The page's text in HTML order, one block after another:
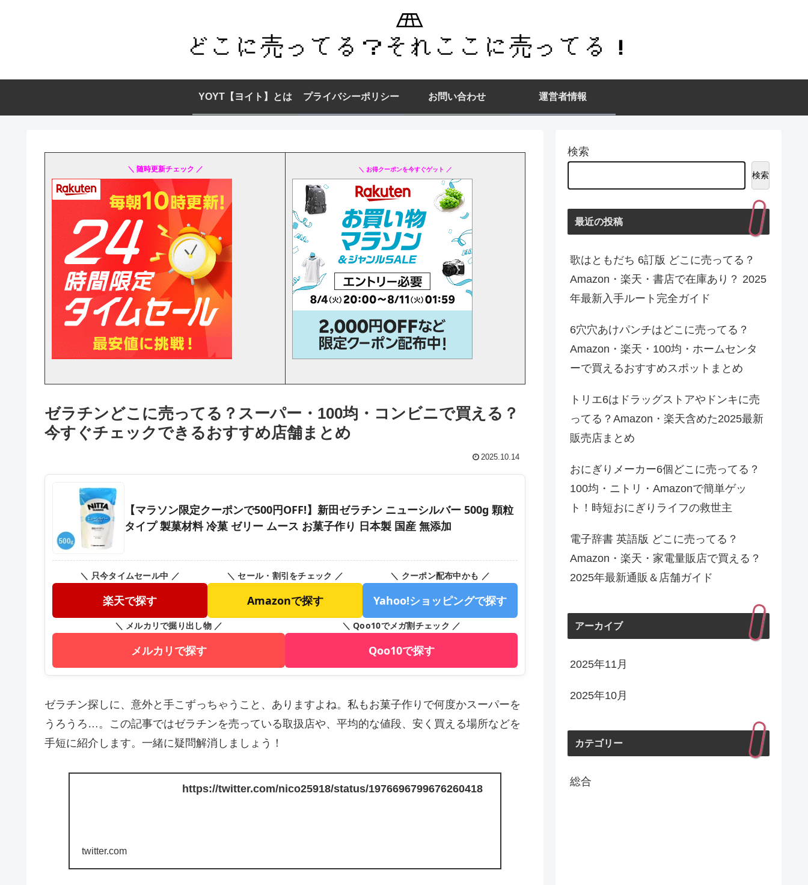
YOYT【ヨイト】とは プライバシーポリシー お問い合わせ 運営者情報
＼ 随時更新チェック ／ ＼ お得クーポンを今すぐゲット ／
ゼラチンどこに売ってる？スーパー・100均・コンビニで買える？
今すぐチェックできるおすすめ店舗まとめ
2025.10.14
【マラソン限定クーポンで500円OFF!】新田ゼラチン ニューシルバー 500g 顆粒
タイプ 製菓材料 冷菓 ゼリー ムース お菓子作り 日本製 国産 無添加
＼ 只今タイムセール中 ／
楽天で探す
＼ セール・割引をチェック ／
Amazonで探す
＼ クーポン配布中かも ／
Yahoo!ショッピングで探す
＼ メルカリで掘り出し物 ／
メルカリで探す
＼ Qoo10でメガ割チェック ／
Qoo10で探す
ゼラチン探しに、意外と手こずっちゃうこと、ありますよね。私もお菓子作りで何度かスーパーを
うろうろ…。この記事ではゼラチンを売っている取扱店や、平均的な値段、安く買える場所などを
手短に紹介します。一緒に疑問解消しましょう！
https://twitter.com/nico25918/status/1976696799676260418
twitter.com
検索
検索
最近の投稿
歌はともだち 6訂版 どこに売ってる？
Amazon・楽天・書店で在庫あり？ 2025
年最新入手ルート完全ガイド
6穴穴あけパンチはどこに売ってる？
Amazon・楽天・100均・ホームセンタ
ーで買えるおすすめスポットまとめ
トリエ6はドラッグストアやドンキに売
ってる？Amazon・楽天含めた2025最新
販売店まとめ
おにぎりメーカー6個どこに売ってる？
100均・ニトリ・Amazonで簡単ゲッ
ト！時短おにぎりライフの救世主
電子辞書 英語版 どこに売ってる？
Amazon・楽天・家電量販店で買える？
2025年最新通販＆店舗ガイド
アーカイブ
2025年11月
2025年10月
カテゴリー
総合